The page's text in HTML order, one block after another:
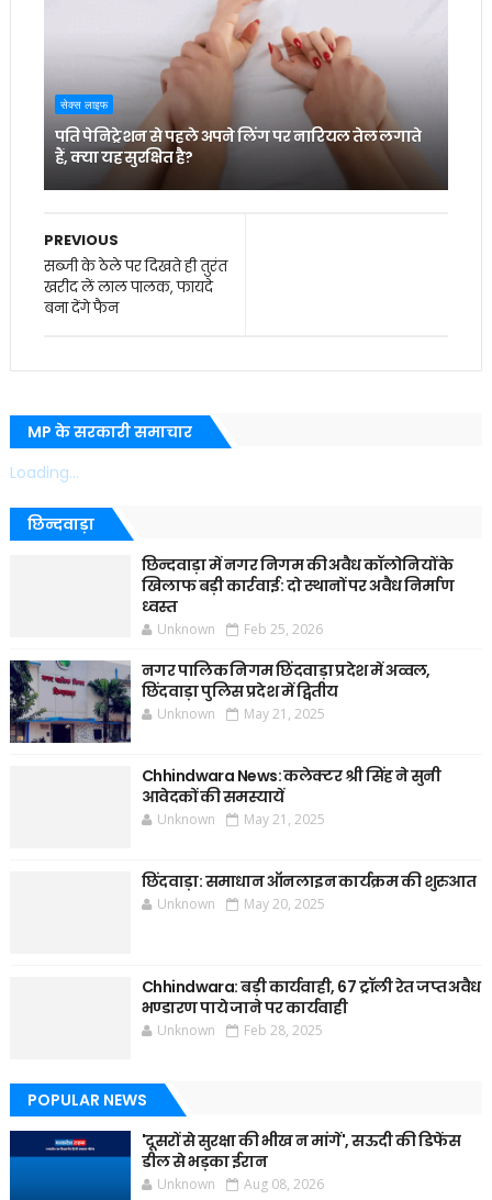
सेक्स लाइफ
पति पेनिट्रेशन से पहले अपने लिंग पर नारियल तेल लगाते
हैं, क्या यह सुरक्षित है?
PREVIOUS
सब्‍जी के ठेले पर दिखते ही तुरंत
खरीद लें लाल पालक, फायदे
बना देंगे फैन
MP के सरकारी समाचार
Loading...
छिन्दवाड़ा
छिन्दवाड़ा में नगर निगम की अवैध कॉलोनियों के
खिलाफ बड़ी कार्रवाई: दो स्थानों पर अवैध निर्माण
ध्वस्त
Unknown Feb 25, 2026
नगर पालिक निगम छिंदवाड़ा प्रदेश में अव्वल,
छिंदवाड़ा पुलिस प्रदेश में द्वितीय
Unknown May 21, 2025
Chhindwara News: कलेक्टर श्री सिंह ने सुनी
आवेदकों की समस्यायें
Unknown May 21, 2025
छिंदवाड़ा: समाधान ऑनलाइन कार्यक्रम की शुरुआत
Unknown May 20, 2025
Chhindwara: बड़ी कार्यवाही, 67 ट्रॉली रेत जप्त अवैध
भण्डारण पाये जाने पर कार्यवाही
Unknown Feb 28, 2025
POPULAR NEWS
'दूसरों से सुरक्षा की भीख न मांगें', सऊदी की डिफेंस
डील से भड़का ईरान
Unknown Aug 08, 2026